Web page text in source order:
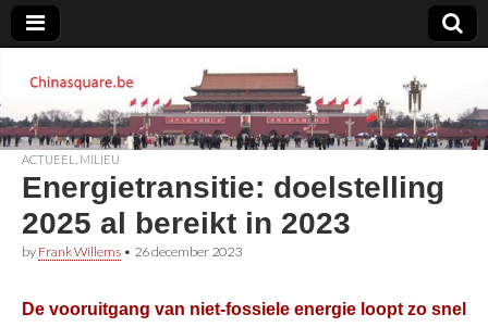
Chinasquare.be
ACTUEEL MILIEU
Energietransitie: doelstelling
2025 al bereikt in 2023
by Frank Willems • 26 december 2023
De vooruitgang van niet-fossiele energie loopt zo snel